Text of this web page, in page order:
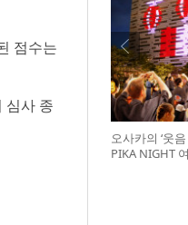
점수는
심사 종
오사카의 ‘웃
PIKA NIGHT